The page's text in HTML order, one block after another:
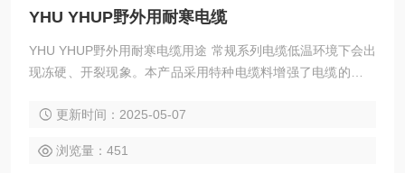
YHU YHUP野外用耐寒电缆
YHU YHUP野外用耐寒电缆用途 常规系列电缆低温环境下会出
现冻硬、开裂现象。本产品采用特种电缆料增强了电缆的耐寒
抗干扰能力强，电性能可靠稳定，使用柔软等特点。在过去的
别是PVC和合成橡胶。适用于需要在岩石的地表上进行拖拽，
更新时间：2025-05-07
浏览量：451